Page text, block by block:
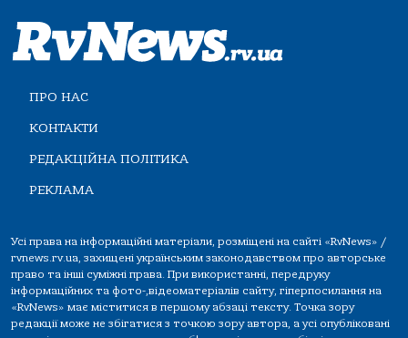
ПРО НАС
КОНТАКТИ
РЕДАКЦІЙНА ПОЛІТИКА
РЕКЛАМА
Усі права на інформаційні матеріали, розміщені на сайті «RvNews» /
rvnews.rv.ua, захищені українським законодавством про авторське
право та інші суміжні права. При використанні, передруку
інформаційних та фото-,відеоматеріалів сайту, гіперпосилання на
«RvNews» має міститися в першому абзаці тексту. Точка зору
редакції може не збігатися з точкою зору автора, а усі опубліковані